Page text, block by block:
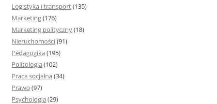
Logistyka i transport(135)
Marketing(176)
Marketing polityczny(18)
Nieruchomości(91)
Pedagogika (195)
Politologia (102)
Praca socjalna (34)
Prawo (97)
Psychologia (29)